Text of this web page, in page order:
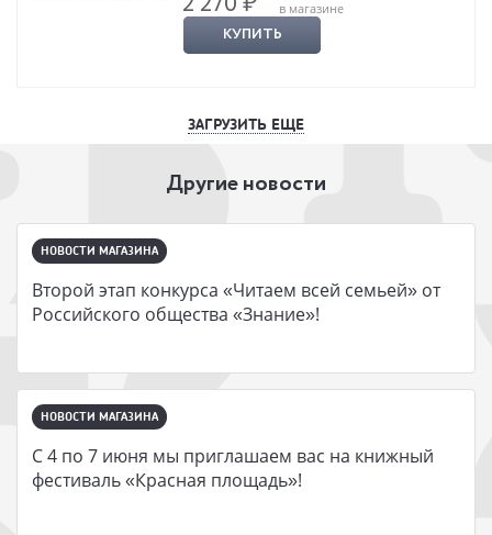
в магазине
КУПИТЬ
ЗАГРУЗИТЬ ЕЩЕ
Другие новости
НОВОСТИ МАГАЗИНА
Второй этап конкурса «Читаем всей семьей» от
Российского общества «Знание»!
НОВОСТИ МАГАЗИНА
С 4 по 7 июня мы приглашаем вас на книжный
фестиваль «Красная площадь»!